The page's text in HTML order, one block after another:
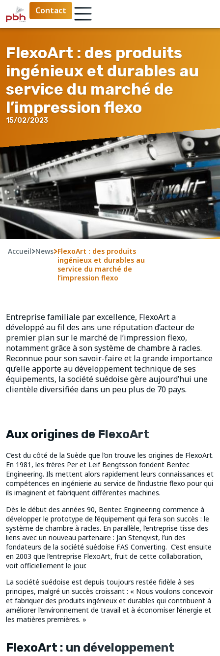
Contact
FlexoArt : des produits
ingénieux et durables au
service du marché de
l’impression flexo
15/02/2023
Accueil>News>FlexoArt : des produits
ingénieux et durables au
service du marché de
l’impression flexo
Entreprise familiale par excellence, FlexoArt a
développé au fil des ans une réputation d’acteur de
premier plan sur le marché de l’impression flexo,
notamment grâce à son système de chambre à racles.
Reconnue pour son savoir-faire et la grande importance
qu’elle apporte au développement technique de ses
équipements, la société suédoise gère aujourd’hui une
clientèle diversifiée dans un peu plus de 70 pays.
Aux origines de FlexoArt
C’est du côté de la Suède que l’on trouve les origines de FlexoArt.
En 1981, les frères Per et Leif Bengtsson fondent Bentec
Engineering. Ils mettent alors rapidement leurs connaissances et
compétences en ingénierie au service de l’industrie flexo pour qui
ils imaginent et fabriquent différentes machines.
Dès le début des années 90, Bentec Engineering commence à
développer le prototype de l’équipement qui fera son succès : le
système de chambre à racles. En parallèle, l’entreprise tisse des
liens avec un nouveau partenaire : Jan Stenqvist, l’un des
fondateurs de la société suédoise FAS Converting. C’est ensuite
en 2003 que l’entreprise FlexoArt, fruit de cette collaboration,
voit officiellement le jour.
La société suédoise est depuis toujours restée fidèle à ses
principes, malgré un succès croissant : « Nous voulons concevoir
et fabriquer des produits ingénieux et durables qui contribuent à
améliorer l’environnement de travail et à économiser l’énergie et
les matières premières. »
FlexoArt : un développement